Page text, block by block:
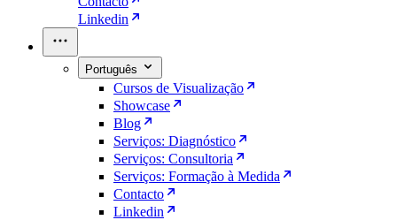
Linkedin
Português
Cursos de Visualização
Showcase
Blog
Serviços: Diagnóstico
Serviços: Consultoria
Serviços: Formação à Medida
Contacto
Linkedin